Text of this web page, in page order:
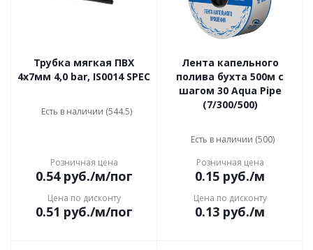
Трубка мягкая ПВХ
4х7мм 4,0 bar, IS0014 SPEC
Есть в наличии (544.5)
Розничная цена
0.54руб./м/пог
Цена по дисконту
0.51 руб./м/пог
Лента капельного
полива бухта 500м с
шагом 30 Aqua Pipe
(7/300/500)
Есть в наличии (500)
Розничная цена
0.15 руб./м
Цена по дисконту
0.13 руб./м